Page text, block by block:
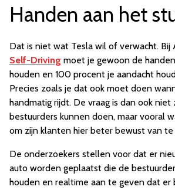
Handen aan het
Dat is niet wat Tesla wil of verwacht.
Self-Driving moet je gewoon de
houden en 100 procent je aandacht
Precies zoals je dat ook moet doen
handmatig rijdt. De vraag is dan ook
bestuurders kunnen doen, maar vooral
om zijn klanten hier beter bewust van te
De onderzoekers stellen voor dat er
auto worden geplaatst die de
houden en realtime aan te geven dat